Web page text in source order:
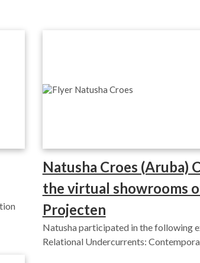
Natusha Croes (Aruba)
the virtual showrooms
Projecten​
Natusha participated in the following
Relational Undercurrents: